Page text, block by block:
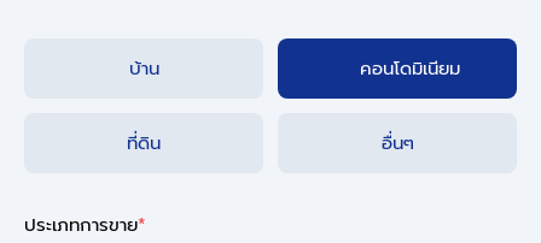
บ้าน คอนโดมิเนียม
ที่ดิน อื่นๆ
ประเภทการขาย*